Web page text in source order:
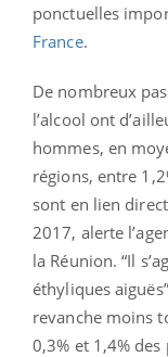
ponctuelles
France.
De nombreux
l’alcool ont
hommes, en
régions, entre
sont en lien
2017, alerte
la Réunion. “Il
éthyliques
revanche moins
0,3% et 1,4% des